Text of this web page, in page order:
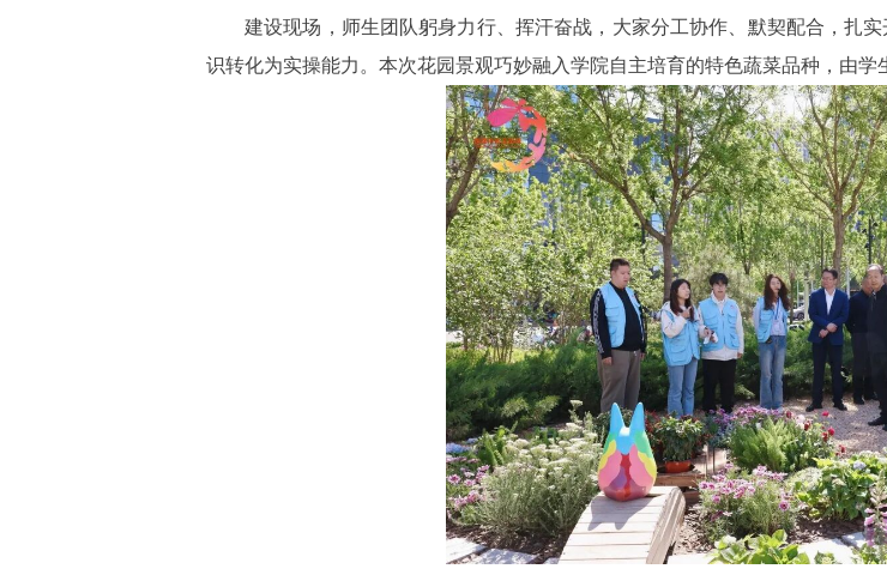
建设现场，师生团队躬身力行、挥汗奋战，大家分工协作、默契配合，扎
识转化为实操能力。本次花园景观巧妙融入学院自主培育的特色蔬菜品种，由学